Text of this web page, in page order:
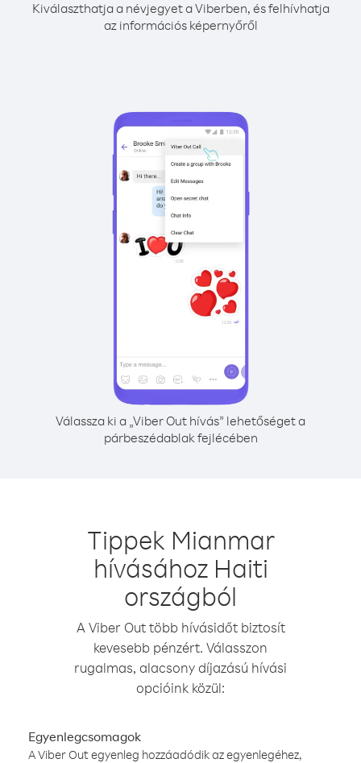
Kiválaszthatja a névjegyet a Viberben, és felhívhatja
az információs képernyőről
Válassza ki a „Viber Out hívás” lehetőséget a
párbeszédablak fejlécében
Tippek Mianmar
hívásához Haiti
országból
A Viber Out több hívásidőt biztosít
kevesebb pénzért. Válasszon
rugalmas, alacsony díjazású hívási
opcióink közül:
Egyenlegcsomagok
A Viber Out egyenleg hozzáadódik az egyenlegéhez,